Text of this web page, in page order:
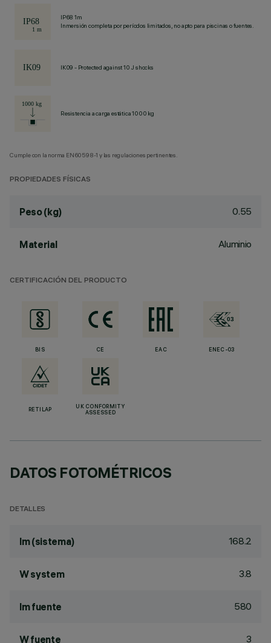
IP68 1m
Inmersión completa por períodos limitados, no apto para piscinas o fuentes.
IK09 - Protected against 10 J shocks
Resistencia a carga estática 1000 kg
Cumple con la norma EN60598-1 y las regulaciones pertinentes.
PROPIEDADES FÍSICAS
Peso (kg) 0.55
Material Aluminio
CERTIFICACIÓN DEL PRODUCTO
BIS CE EAC ENEC-03
RETILAP
UK CONFORMITY
ASSESSED
DATOS FOTOMÉTRICOS
DETALLES
lm (sistema) 168.2
W system 3.8
lm fuente 580
W fuente 3